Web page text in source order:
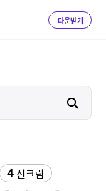
다운받기
4 선크림